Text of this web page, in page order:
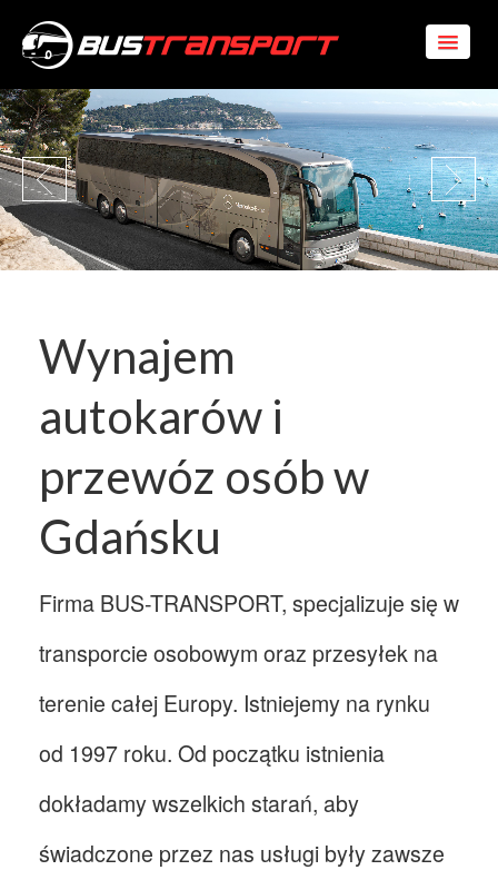
Wynajem
autokarów i
przewóz osób w
Gdańsku
Firma BUS-TRANSPORT, specjalizuje się w
transporcie osobowym oraz przesyłek na
terenie całej Europy. Istniejemy na rynku
od 1997 roku. Od początku istnienia
dokładamy wszelkich starań, aby
świadczone przez nas usługi były zawsze